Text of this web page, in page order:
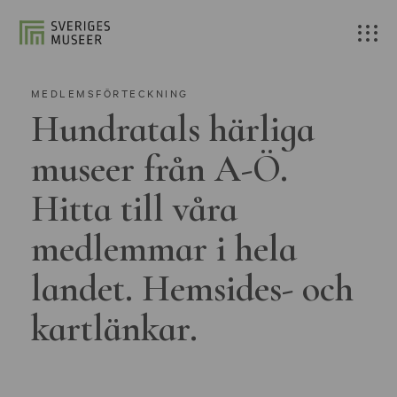
MEDLEMSFÖRTECKNING
Hundratals härliga
museer från A-Ö.
Hitta till våra
medlemmar i hela
landet. Hemsides- och
kartlänkar.